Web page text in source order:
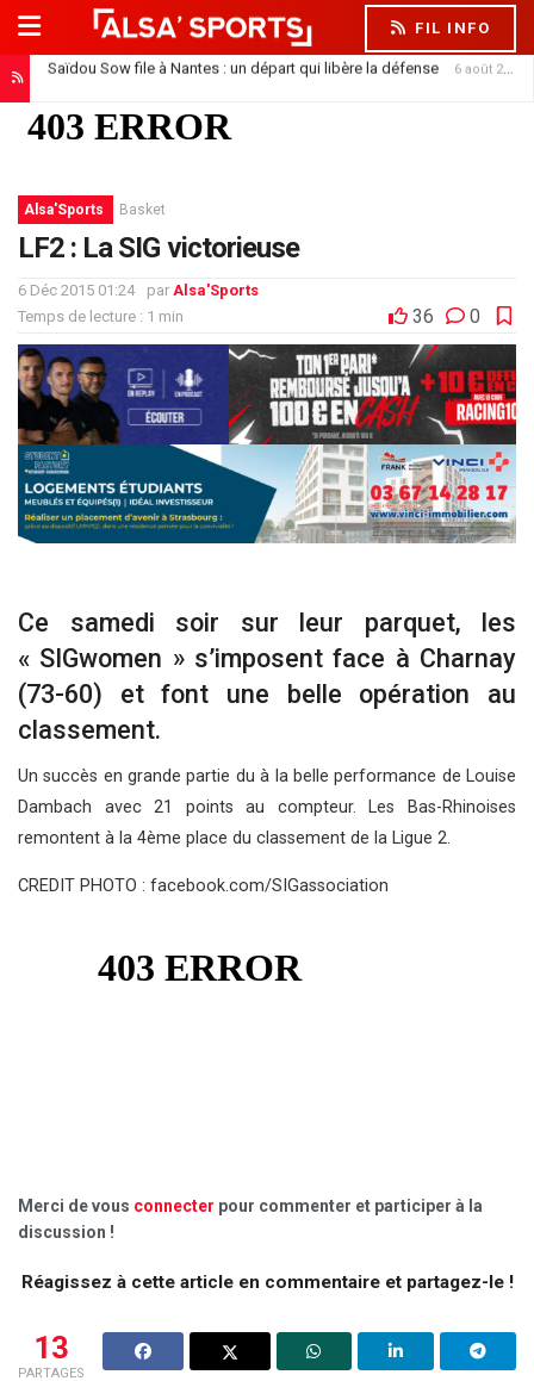
FIL INFO
Saïdou Sow file à Nantes : un départ qui libère la défense 6 août 2026
Alsa'Sports Basket
LF2 : La SIG victorieuse
6 Déc 2015 01:24 par Alsa'Sports
Temps de lecture : 1 min
36 0
Ce samedi soir sur leur parquet, les
« SIGwomen » s’imposent face à Charnay
(73-60) et font une belle opération au
classement.
Un succès en grande partie du à la belle performance de Louise
Dambach avec 21 points au compteur. Les Bas-Rhinoises
remontent à la 4ème place du classement de la Ligue 2.
CREDIT PHOTO : facebook.com/SIGassociation
Merci de vous connecter pour commenter et participer à la
discussion !
Réagissez à cette article en commentaire et partagez-le !
13
PARTAGES